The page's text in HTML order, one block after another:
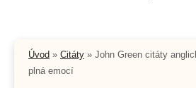
Úvod » Citáty » John Green citáty
plná emocí